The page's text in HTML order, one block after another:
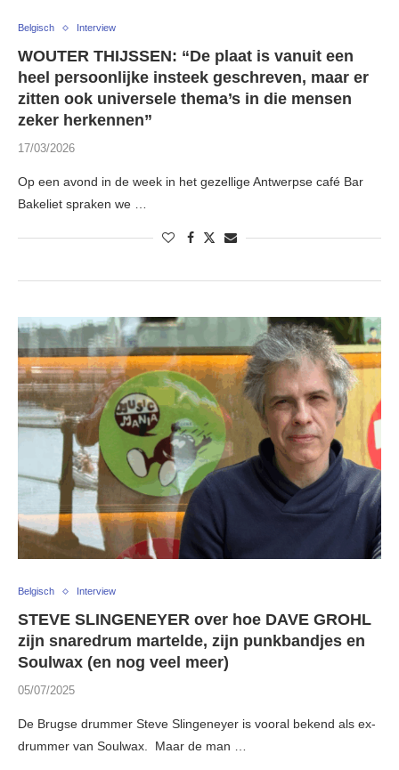
Belgisch Interview
WOUTER THIJSSEN: “De plaat is vanuit een
heel persoonlijke insteek geschreven, maar er
zitten ook universele thema’s in die mensen
zeker herkennen”
17/03/2026
Op een avond in de week in het gezellige Antwerpse café Bar
Bakeliet spraken we …
Belgisch Interview
STEVE SLINGENEYER over hoe DAVE GROHL
zijn snaredrum martelde, zijn punkbandjes en
Soulwax (en nog veel meer)
05/07/2025
De Brugse drummer Steve Slingeneyer is vooral bekend als ex-
drummer van Soulwax. Maar de man …